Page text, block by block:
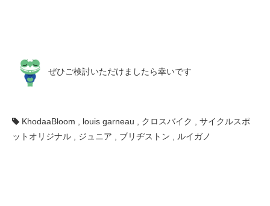
ぜひご検討いただけましたら幸いです
KhodaaBloom louis garneau クロスバイク
サイクルスポ
ットオリジナル
ジュニア ブリヂストン ルイガノ